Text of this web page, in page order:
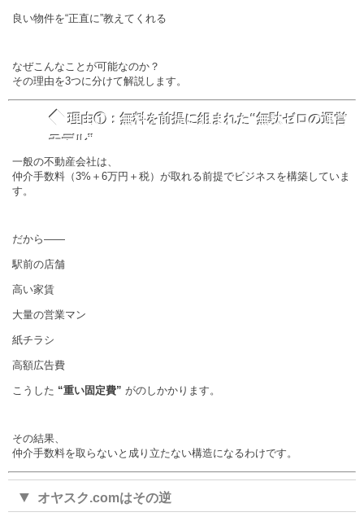
良い物件を“正直に”教えてくれる
なぜこんなことが可能なのか？
その理由を3つに分けて解説します。
◆ 理由①：無料を前提に組まれた“無駄ゼロの運営
モデル”
一般の不動産会社は、
仲介手数料（3%＋6万円＋税）が取れる前提でビジネスを構築していま
す。
だから――
駅前の店舗
高い家賃
大量の営業マン
紙チラシ
高額広告費
こうした “重い固定費” がのしかかります。
その結果、
仲介手数料を取らないと成り立たない構造になるわけです。
▼ オヤスク.comはその逆